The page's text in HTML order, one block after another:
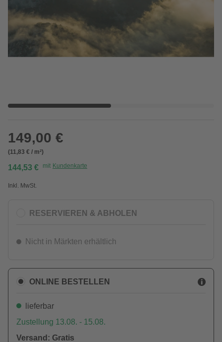
149,00 €
(11,83 € / m²)
144,53 € mit Kundenkarte
Inkl. MwSt.
RESERVIEREN & ABHOLEN
Nicht in Märkten erhältlich
ONLINE BESTELLEN
lieferbar
Zustellung 13.08. - 15.08.
Versand: Gratis